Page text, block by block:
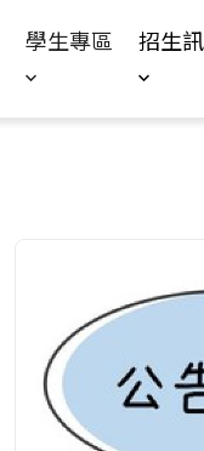
學生專區 招生